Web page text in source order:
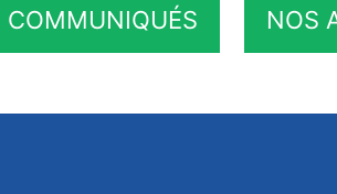
COMMUNIQUÉS NOS